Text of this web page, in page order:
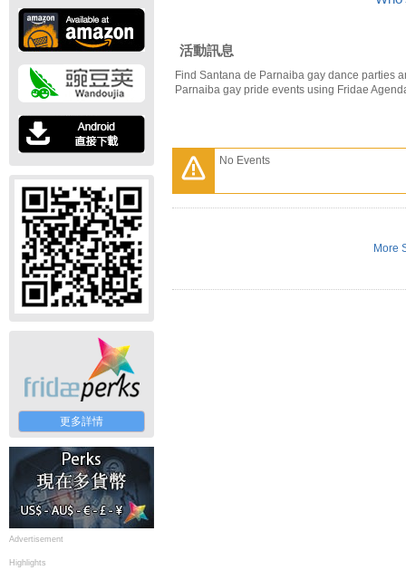
更多詳情
Advertisement
Highlights
活動訊息
Find Santana de Parnaiba gay dance parties
Parnaiba gay pride events using Fridae
No Events
More